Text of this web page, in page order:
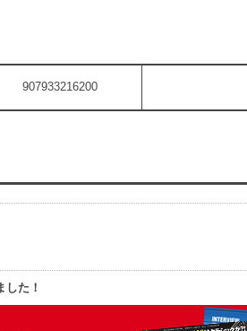
907933216200
た！